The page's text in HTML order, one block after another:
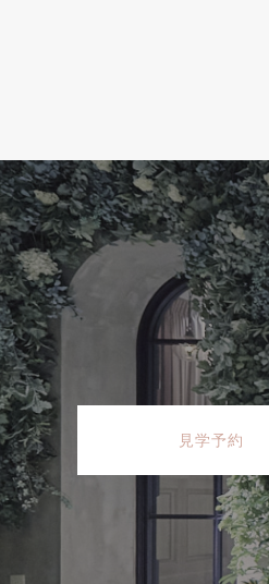
見学予約